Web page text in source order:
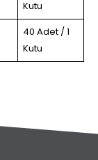
Kutu
40 Adet / 1
Kutu